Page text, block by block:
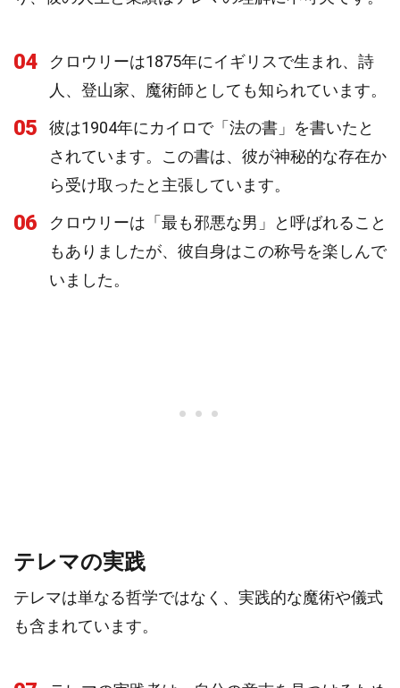
04
クロウリーは1875年にイギリスで生まれ、詩
人、登山家、魔術師としても知られています。
05
彼は1904年にカイロで「法の書」を書いたと
されています。この書は、彼が神秘的な存在か
ら受け取ったと主張しています。
06
クロウリーは「最も邪悪な男」と呼ばれること
もありましたが、彼自身はこの称号を楽しんで
いました。
テレマの実践
テレマは単なる哲学ではなく、実践的な魔術や儀式
も含まれています。